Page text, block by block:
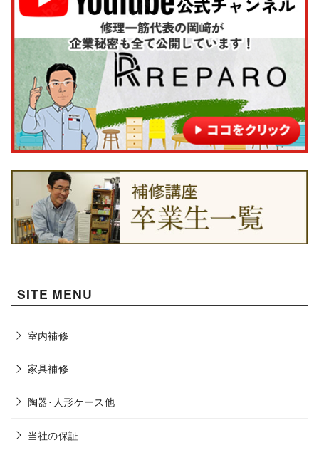
SITE MENU
室内補修
家具補修
陶器･人形ケース他
当社の保証